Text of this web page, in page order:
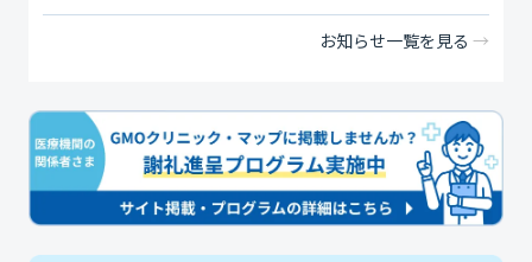
お知らせ一覧を見る →